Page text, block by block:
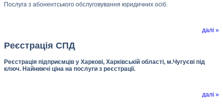
Послуга з абонентського обслуговування юридичних осіб.
далі »
Реєстрація СПД
Реєстрація підприємців у Харкові, Харківській області, м.Чугуєві під
ключ. Найнижчі ціна на послуги з реєстрації.
далі »